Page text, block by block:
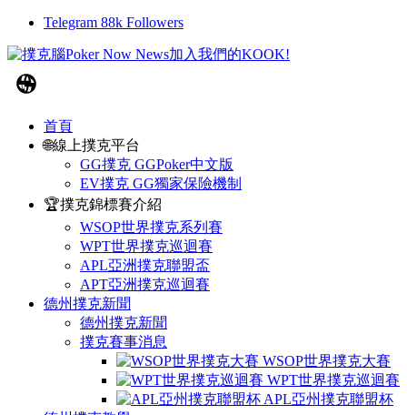
Telegram 88k Followers
首頁
🌐線上撲克平台
GG撲克 GGPoker中文版
EV撲克 GG獨家保險機制
🏆撲克錦標賽介紹
WSOP世界撲克系列賽
WPT世界撲克巡迴賽
APL亞洲撲克聯盟盃
APT亞洲撲克巡迴賽
德州撲克新聞
德州撲克新聞
撲克賽事消息
WSOP世界撲克大賽
WPT世界撲克巡迴賽
APL亞州撲克聯盟杯